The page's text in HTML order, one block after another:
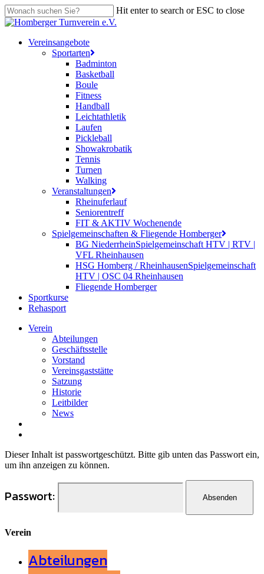
Skip
to
content
Hit enter to search or ESC to close
Close
search
Menu
Vereinsangebote
Sportarten
Badminton
Basketball
Boule
Fitness
Handball
Leichtathletik
Laufen
Pickleball
Showakrobatik
Tennis
Turnen
Walking
Veranstaltungen
Rheinuferlauf
Seniorentreff
FIT & AKTIV Wochenende
Spielgemeinschaften & Fliegende Homberger
BG NiederrheinSpielgemeinschaft HTV | RTV |
VFL Rheinhausen
HSG Homberg / RheinhausenSpielgemeinschaft
HTV | OSC 04 Rheinhausen
Fliegende Homberger
Sportkurse
Rehasport
Verein
Abteilungen
Geschäftsstelle
Vorstand
Vereinsgaststätte
Satzung
Historie
Leitbilder
News
Dieser Inhalt ist passwortgeschützt. Bitte gib unten das Passwort ein,
um ihn anzeigen zu können.
Passwort:
Verein
Abteilungen